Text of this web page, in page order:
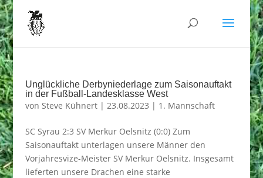
Unglückliche Derbyniederlage zum Saisonauftakt
in der Fußball-Landesklasse West
von Steve Kühnert| 23.08.2023 | 1. Mannschaft
SC Syrau 2:3 SV Merkur Oelsnitz (0:0) Zum
Saisonauftakt unterlagen unsere Männer den
Vorjahresvize-Meister SV Merkur Oelsnitz. Insgesamt
lieferten unsere Drachen eine starke